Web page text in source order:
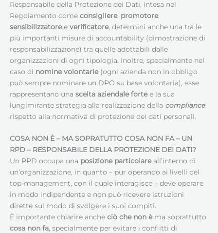
Responsabile della Protezione dei Dati, intesa nel
Regolamento come consigliere, promotore,
sensibilizzatoree verificatore, determini anche una tra le
più importanti misure di accountability (dimostrazione di
responsabilizzazione) tra quelle adottabili dalle
organizzazioni di ogni tipologia. Inoltre, specialmente nel
caso di nomine volontarie(ogni azienda non in obbligo
può sempre nominare un DPO su base volontaria), esse
rappresentano una scelta aziendale fortee la sua
lungimirante strategia alla realizzazione della compliance
rispetto alla normativa di protezione dei dati personali.
COSA NON È – MA SOPRATUTTO COSA NON FA – UN
RPD – RESPONSABILE DELLA PROTEZIONE DEI DATI?
Un RPD occupa una posizione particolareall’interno di
un’organizzazione, in quanto – pur operando ai livelli del
top-management, con il quale interagisce – deve operare
in modo indipendente e non può ricevere istruzioni
dirette sul modo di svolgere i suoi compiti.
È importante chiarire anche ciò che non èma soprattutto
cosa non fa, specialmente per evitare i conflitti di